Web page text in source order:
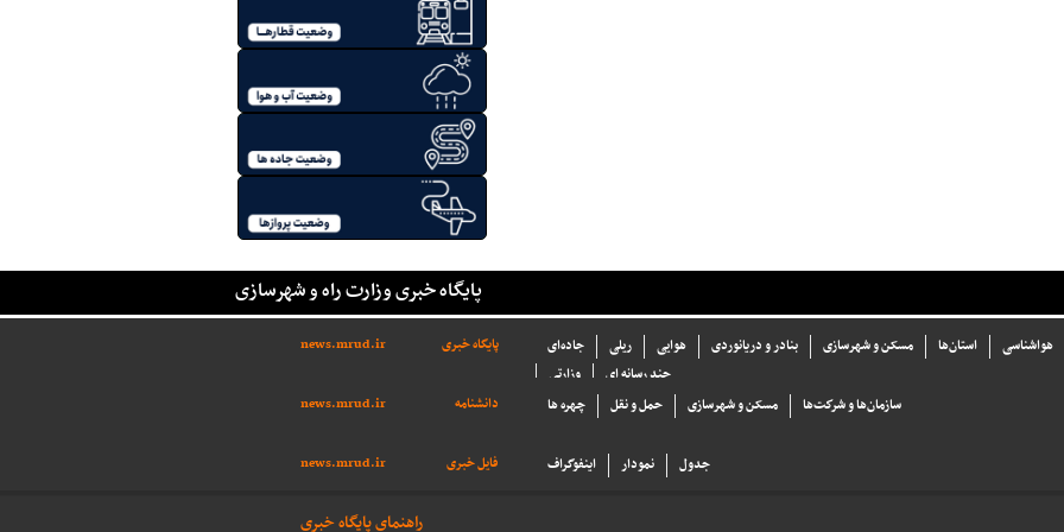
پایگاه خبری وزارت راه و شهرسازی
پایگاه خبری news.mrud.ir جاده‌ای ریلی هوایی بنادر و دریانوردی مسکن و شهرسازی استان‌ها
هواشناسی
وزارتی
چند رسانه ای
دانشنامه
news.mrud.ir چهره ها حمل و نقل مسکن و شهرسازی سازما‌ن‌ها و شركت‌ها
فایل خبری news.mrud.ir اینفوگراف نمودار جدول
راهنمای پایگاه خبری